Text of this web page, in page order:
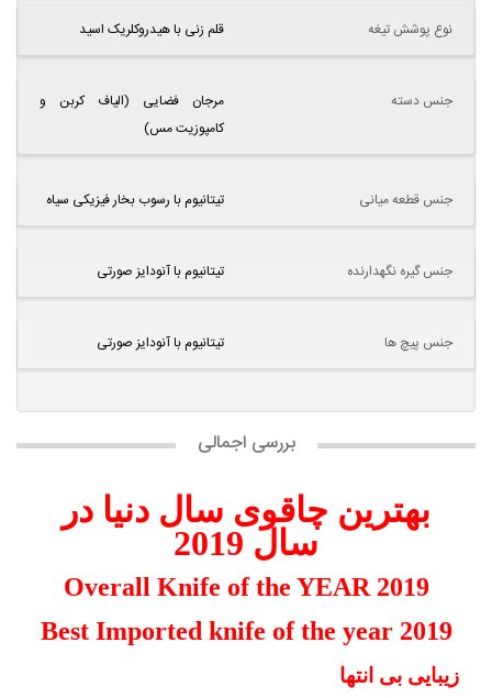
نوع پوشش تیغه قلم زنی با هیدروکلریک اسید
جنس دسته
مرجان فضایی (الیاف کربن و
کامپوزیت مس)
جنس قطعه میانی تیتانیوم با رسوب بخار فیزیکی سیاه
جنس گیره نگهدارنده تیتانیوم با آنودایز صورتی
جنس پیچ ها تیتانیوم با آنودایز صورتی
بررسی اجمالی
بهترین چاقوی سال دنیا در
سال 2019
Overall Knife of the YEAR 2019
Best Imported knife of the year 2019
زیبایی بی انتها